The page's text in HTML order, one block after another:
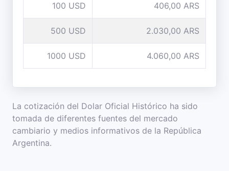
100 USD 406,00 ARS
500 USD 2.030,00 ARS
1000 USD 4.060,00 ARS
La cotización del Dolar Oficial Histórico ha sido
tomada de diferentes fuentes del mercado
cambiario y medios informativos de la República
Argentina.